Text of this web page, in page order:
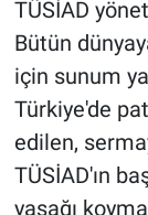
TÜSİAD
Bütün
için sunum
Türkiye'de
edilen,
TÜSİAD'ın
yasağı